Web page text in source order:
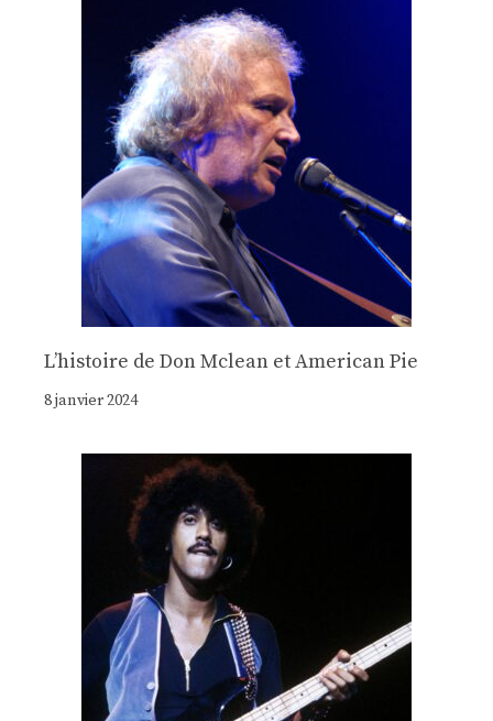
Lʼhistoire de Don Mclean et American Pie
8 janvier 2024